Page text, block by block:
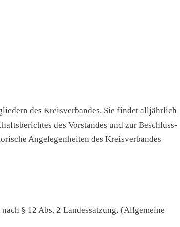
des Kreis­ver­ban­des. Sie fin­det all­jähr­lich
des Vor­stan­des und zur Beschluss­
Ange­le­gen­hei­ten des Kreis­ver­ban­des
§ 12 Abs. 2 Lan­des­sat­zung, (All­ge­mei­ne